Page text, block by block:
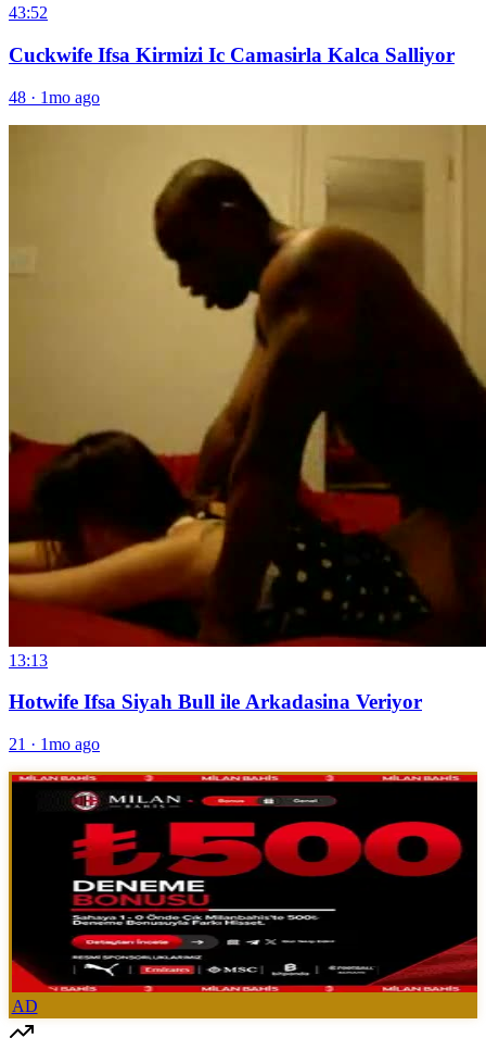
43:52
Cuckwife Ifsa Kirmizi Ic Camasirla Kalca Salliyor
48 · 1mo ago
13:13
Hotwife Ifsa Siyah Bull ile Arkadasina Veriyor
21 · 1mo ago
AD